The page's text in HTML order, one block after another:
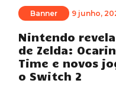
Banner 9 junho,
Nintendo
de Zelda:
Time e novos
o Switch 2